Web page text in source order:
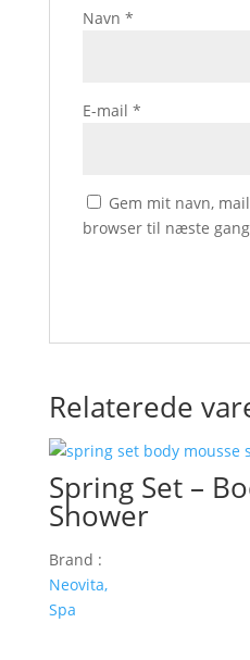
Navn *
E-mail *
Gem mit navn,
browser til næste
Relaterede
Spring Set –
Shower
Brand :
Neovita,
Spa